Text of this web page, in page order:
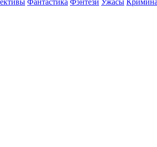
Фантастика Фэнтези Ужасы